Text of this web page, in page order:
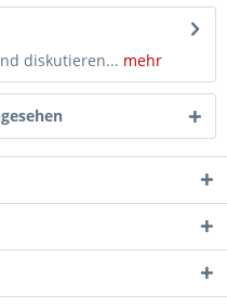
diskutieren... mehr